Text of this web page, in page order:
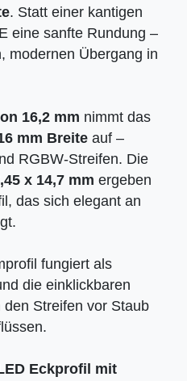
. Statt einer kantigen
eine sanfte Rundung –
modernen Übergang in
16,2 mm nimmt das
mm Breite auf –
RGBW-Streifen. Die
x 14,7 mm ergeben
das sich elegant an
fungiert als
die einklickbaren
Streifen vor Staub
Eckprofil mit